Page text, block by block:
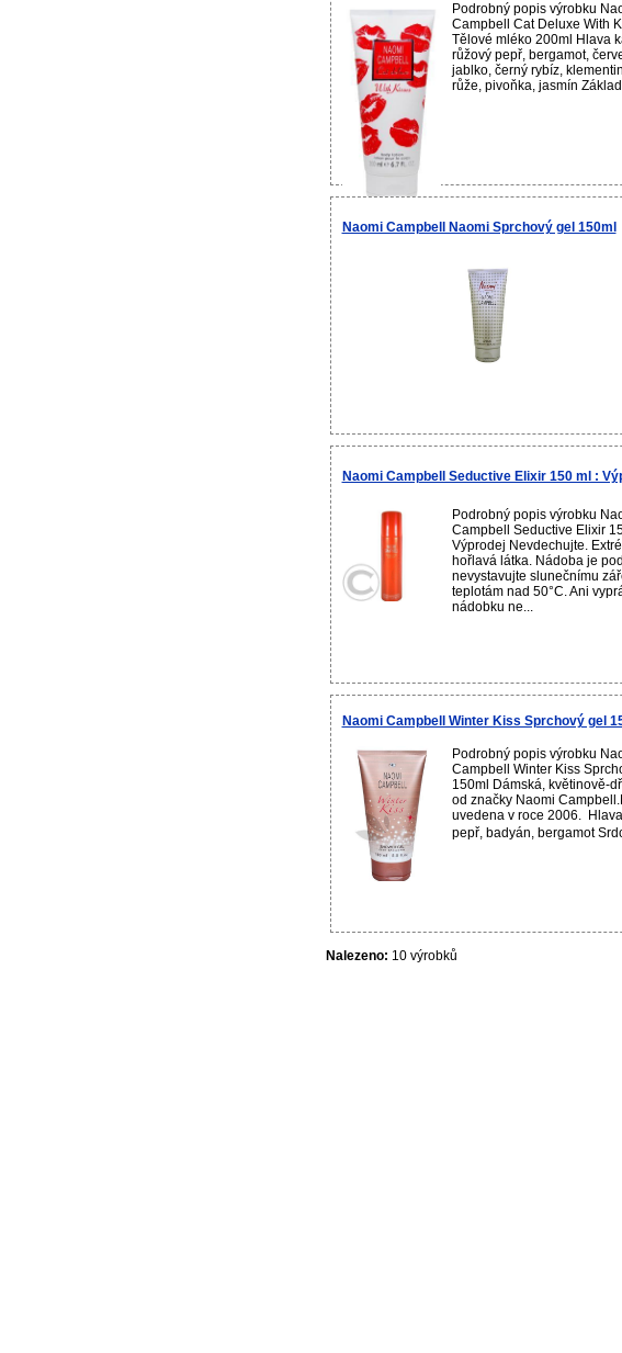
Podrobný popis výrobku
Campbell Cat Deluxe With
Tělové mléko 200ml Hlava
růžový pepř, bergamot,
jablko, černý rybíz,
růže, pivoňka, jasmín
Naomi Campbell Naomi Sprchový gel 150ml
Naomi Campbell Seductive Elixir 150 ml :
Podrobný popis výrobku
Campbell Seductive Elixir
Výprodej Nevdechujte.
hořlavá látka. Nádoba je
nevystavujte slunečnímu
teplotám nad 50°C. Ani
nádobku ne...
Naomi Campbell Winter Kiss Sprchový gel
Podrobný popis výrobku
Campbell Winter Kiss
150ml Dámská, květinově-
od značky Naomi
uvedena v roce 2006.
pepř, badyán, bergamot
Nalezeno: 10 výrobků